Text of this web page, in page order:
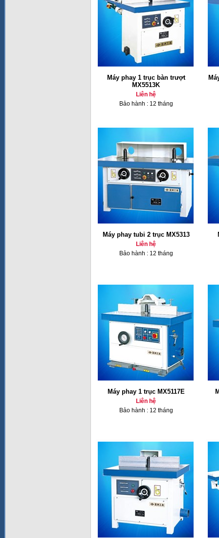
Máy phay 1 trục bàn trượt
MX5513K
Liên hệ
Bảo hành : 12 tháng
Máy phay tubi 2 trục MX5313
Liên hệ
Bảo hành : 12 tháng
Máy phay 1 trục MX5117E
Liên hệ
Bảo hành : 12 tháng